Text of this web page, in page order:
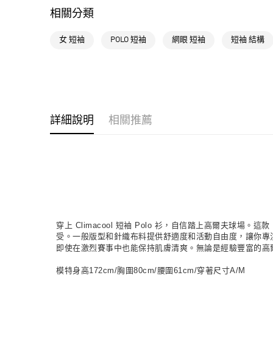
相關分類
女 短袖 POLO 短袖 網眼 短袖 短袖 結構
詳細說明 相關推薦
穿上 Climacool 短袖 Polo 衫，自信踏上高爾夫球場。這
受。一般版型和針織布料提供舒適度和活動自由度，讓你
即使在激烈賽事中也能保持肌膚清爽。無論是經驗豐富的
模特身高172cm/胸圍80cm/腰圍61cm/穿著尺寸A/M